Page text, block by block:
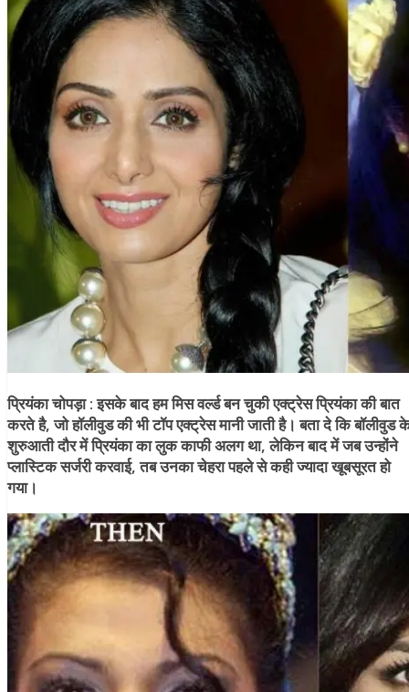
प्रियंका चोपड़ा :इसके बाद हम मिस वर्ल्ड बन चुकी एक्ट्रेस प्रियंका की बात
करते है, जो हॉलीवुड की भी टॉप एक्ट्रेस मानी जाती है। बता दे कि बॉलीवुड
शुरुआती दौर में प्रियंका का लुक काफी अलग था, लेकिन बाद में जब उन्होंने
प्लास्टिक सर्जरी करवाई, तब उनका चेहरा पहले से कही ज्यादा खूबसूरत हो
गया।